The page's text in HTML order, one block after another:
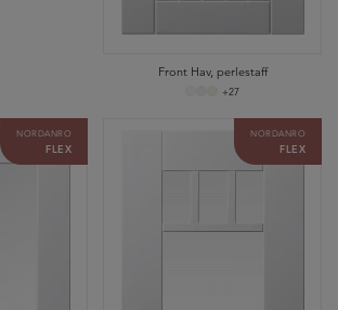
Front Hav, perlestaff
+27
NORDANRO
FLEX
NORDANRO
FLEX